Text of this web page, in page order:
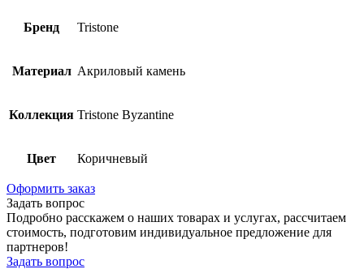
Бренд Tristone
Материал Акриловый камень
Коллекция Tristone Byzantine
Цвет Коричневый
Оформить заказ
Задать вопрос
Подробно расскажем о наших товарах и услугах, рассчитаем
стоимость, подготовим индивидуальное предложение для
партнеров!
Задать вопрос